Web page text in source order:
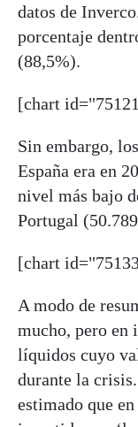
datos de
porcentaje
(88,5%).
[chart
Sin embargo,
España era en
nivel más bajo
Portugal
[chart
A modo de
mucho, pero en
líquidos cuyo
durante la
estimado que